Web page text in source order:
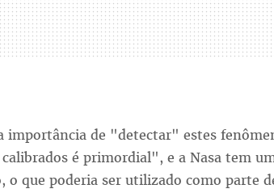
importância de "detectar" estes
é primordial", e a Nasa tem
o que poderia ser utilizado como parte